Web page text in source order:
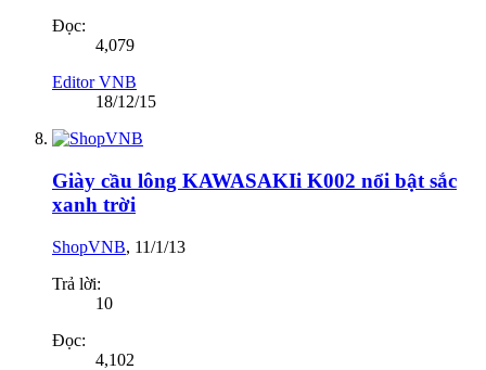
Đọc:
4,079
Editor VNB
18/12/15
Giày cầu lông KAWASAKIi K002 nổi bật sắc
xanh trời
ShopVNB, 11/1/13
Trả lời:
10
Đọc:
4,102